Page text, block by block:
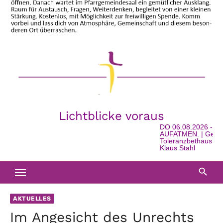
Lichtblicke voraus
DO 06.08.2026 -
AUFATMEN. |
Toleranzbethaus in
Klaus Stahl
AKTUELLES
Im Angesicht des Unrechts